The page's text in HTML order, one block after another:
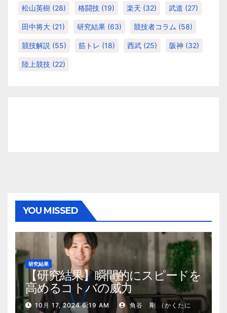
松山英樹 (28) 格闘技 (19) 楽天 (32) 武道 (27)
田中将大 (21) 研究結果 (63) 競技者コラム (58)
競技解説 (55) 筋トレ (18) 西武 (25) 阪神 (32)
陸上競技 (22)
YOU MISSED
研究結果
【研究結果】瞬間的にスピードを
高めるコトバの威力
10月 17, 2024 6:19 AM
角谷 剛 （かくたに